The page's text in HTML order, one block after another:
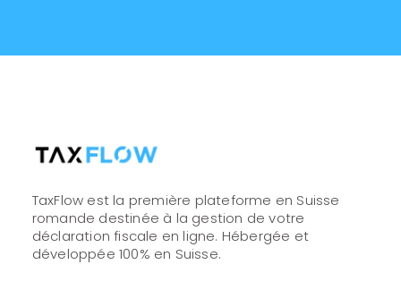
TaxFlow est la première plateforme en Suisse
romande destinée à la gestion de votre
déclaration fiscale en ligne. Hébergée et
développée 100% en Suisse.